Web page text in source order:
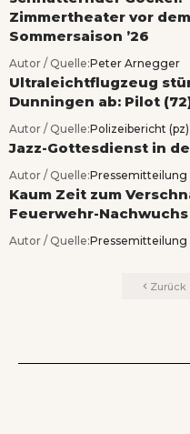
Zimmertheater vor
Sommersaison ’26
Autor / Quelle:Peter Arnegger
Ultraleichtflugzeug
Dunningen ab: Pilot
Autor / Quelle:Polizeibericht (pz)
Jazz-Gottesdienst in
Autor / Quelle:Pressemitteilung
Kaum Zeit zum
Feuerwehr-Nachwuchs
Autor / Quelle:Pressemitteilung
Zurück